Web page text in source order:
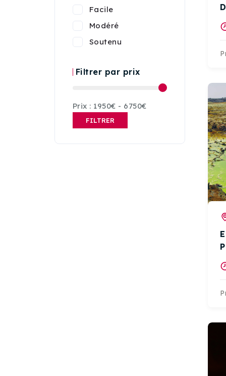
Facile
Modéré
Soutenu
Filtrer par prix
Prix : 1950€ - 6750€
FILTRER